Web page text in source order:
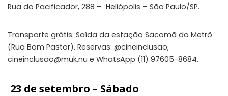
Rua do Pacificador, 288 – Heliópolis – São Paulo/SP.
Transporte grátis: Saída da estação Sacomã do Metrô
(Rua Bom Pastor). Reservas: @cineinclusao,
cineinclusao@muk.nu e WhatsApp (11) 97605-8684.
23 de setembro – Sábado